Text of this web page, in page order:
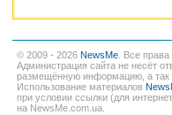
© 2009 - 2026 NewsMe . Все
Администрация сайта не несёт
размещённую информацию, а так
Использование материалов
при условии ссылки (для
на NewsMe.com.ua.